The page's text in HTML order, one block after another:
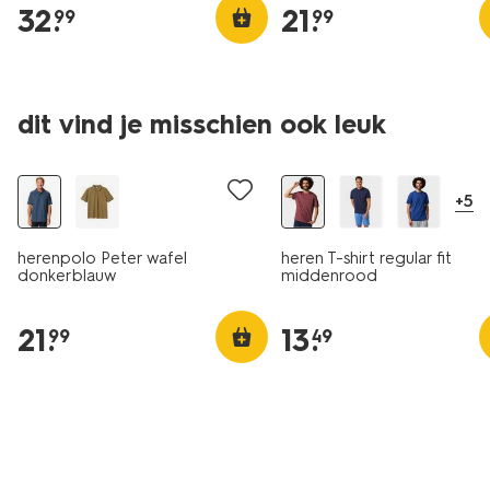
32.
99 21.
99
dit vind je misschien ook leuk
nieuw
herenpolo Peter wafel
donkerblauw
21.
99
+5
heren T-shirt regular fit
middenrood
13.
49